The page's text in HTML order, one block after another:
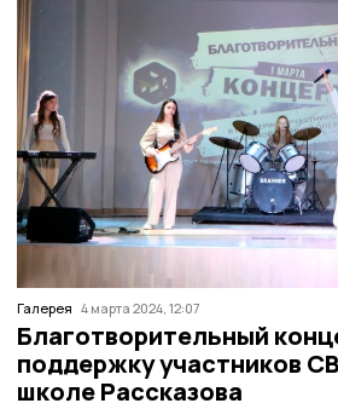
Галерея 4 марта 2024, 12:07
Благотворительный
поддержку участников
школе Рассказова